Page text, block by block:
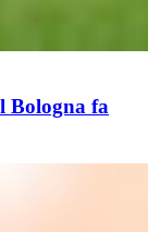
Bologna fa